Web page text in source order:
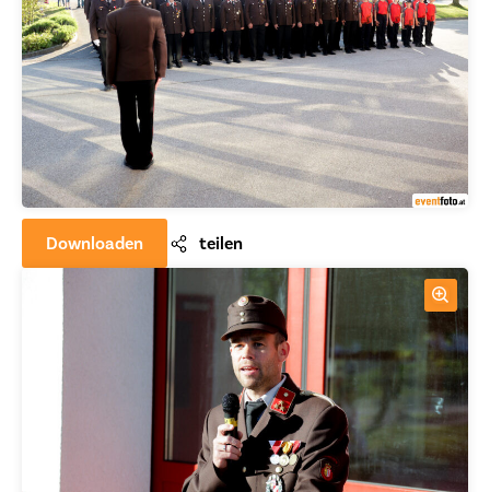
Downloaden teilen